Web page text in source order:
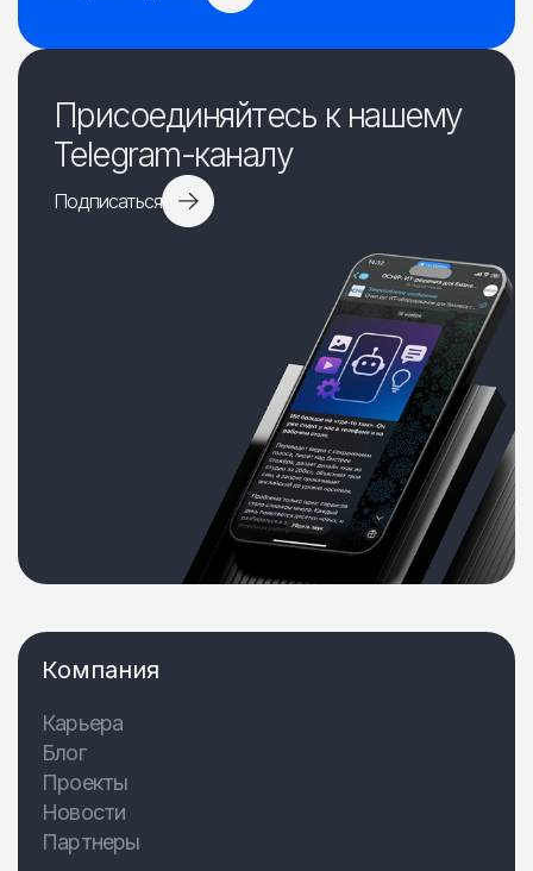
Присоединяйтесь к нашему
Telegram-каналу
Подписаться
Компания
Карьера
Блог
Проекты
Новости
Партнеры